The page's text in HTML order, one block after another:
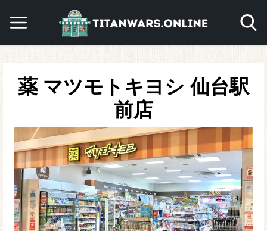
薬 マツモトキヨシ 仙台駅
前店